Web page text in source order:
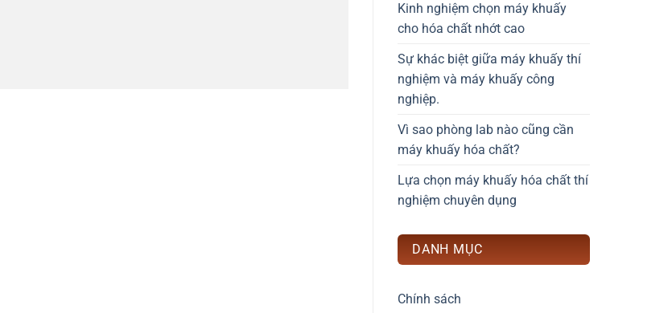
Kinh nghiệm chọn máy khuấy
cho hóa chất nhớt cao
Sự khác biệt giữa máy khuấy thí
nghiệm và máy khuấy công
nghiệp.
Vì sao phòng lab nào cũng cần
máy khuấy hóa chất?
Lựa chọn máy khuấy hóa chất thí
nghiệm chuyên dụng
DANH MỤC
Chính sách